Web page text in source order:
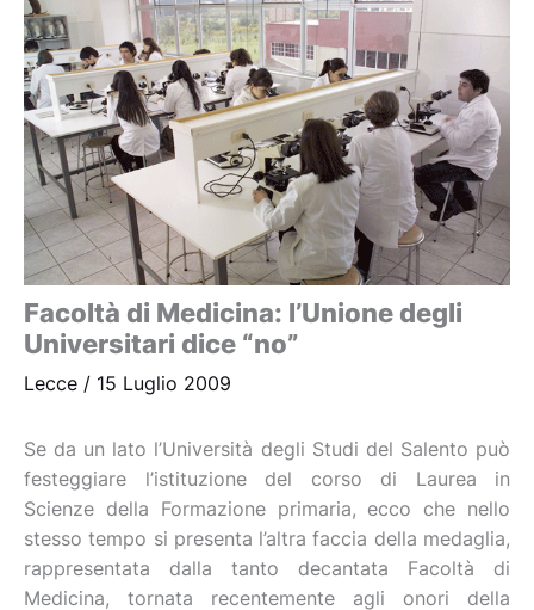
Facoltà di Medicina: l’Unione degli
Universitari dice “no”
Lecce / 15 Luglio 2009
Se da un lato l’Università degli Studi del Salento può
festeggiare l’istituzione del corso di Laurea in
Scienze della Formazione primaria, ecco che nello
stesso tempo si presenta l’altra faccia della medaglia,
rappresentata dalla tanto decantata Facoltà di
Medicina, tornata recentemente agli onori della